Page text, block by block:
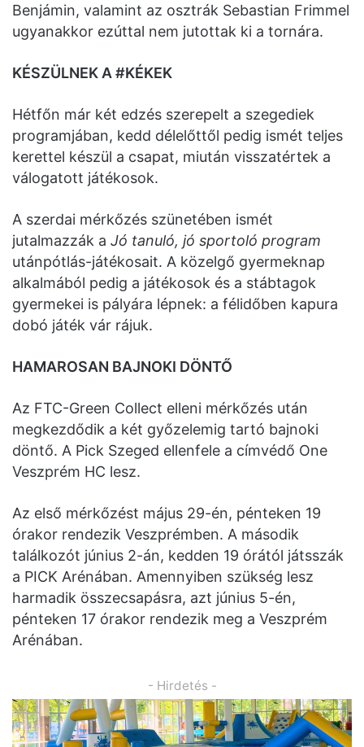
Benjámin, valamint az osztrák Sebastian Frimmel
ugyanakkor ezúttal nem jutottak ki a tornára.
KÉSZÜLNEK A #KÉKEK
Hétfőn már két edzés szerepelt a szegediek
programjában, kedd délelőttől pedig ismét teljes
kerettel készül a csapat, miután visszatértek a
válogatott játékosok.
A szerdai mérkőzés szünetében ismét
jutalmazzák a Jó tanuló, jó sportoló program
utánpótlás-játékosait. A közelgő gyermeknap
alkalmából pedig a játékosok és a stábtagok
gyermekei is pályára lépnek: a félidőben kapura
dobó játék vár rájuk.
HAMAROSAN BAJNOKI DÖNTŐ
Az FTC-Green Collect elleni mérkőzés után
megkezdődik a két győzelemig tartó bajnoki
döntő. A Pick Szeged ellenfele a címvédő One
Veszprém HC lesz.
Az első mérkőzést május 29-én, pénteken 19
órakor rendezik Veszprémben. A második
találkozót június 2-án, kedden 19 órától játsszák
a PICK Arénában. Amennyiben szükség lesz
harmadik összecsapásra, azt június 5-én,
pénteken 17 órakor rendezik meg a Veszprém
Arénában.
- Hirdetés -